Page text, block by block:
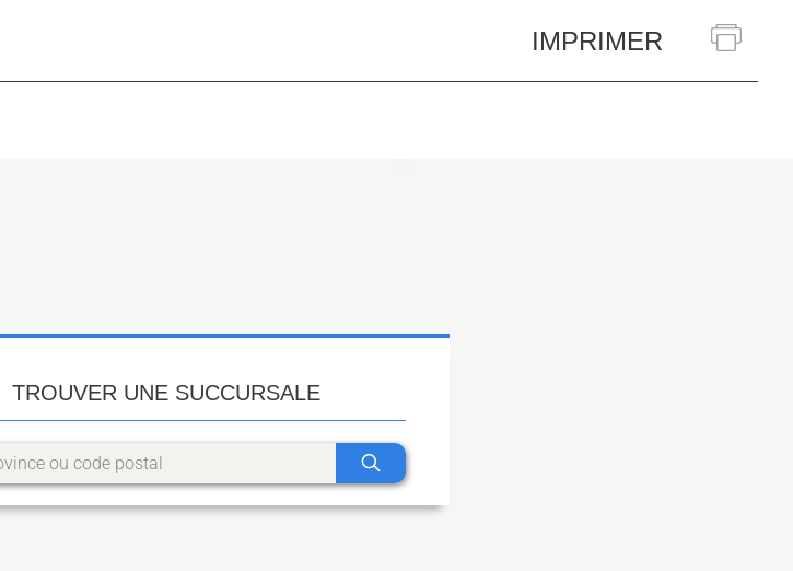
IMPRIMER
TROUVER UNE SUCCURSALE